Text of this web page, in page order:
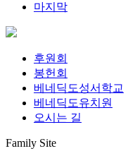
마지막
후원회
봉헌회
베네딕도성서학교
베네딕도유치원
오시는 길
Family Site